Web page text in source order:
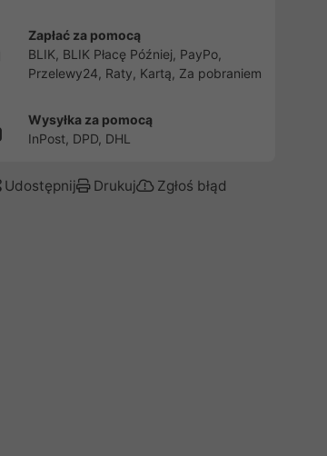
Zapłać za pomocą
BLIK, BLIK Płacę Później, PayPo,
Przelewy24, Raty, Kartą, Za pobraniem
Wysyłka za pomocą
InPost, DPD, DHL
Udostępnij Drukuj Zgłoś błąd